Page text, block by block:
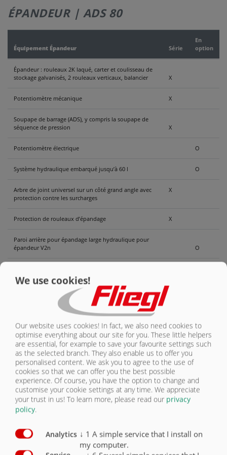
ÉPANDEUR | ADS 80
Équipement Épandeur Série
En
option
Épandeur : rouleaux 2K laqué, carter et coulisseau de
stockage galvanisés, 2 rouleaux verticaux, balancier
X
Potentiomètre mécanique X
Soupape de barrage (ADS), y compris la soupape de
séquence de pression
X
Potentiomètre électrique O
Système hydraulique embarqué jusqu’à 60 l O
Arbre de joint universel sur un côté grand angle avec
protection contre les surcharges
X
Protection de rouleaux d’épandage X
Paroi arrière pour épandage large hydraulique pour
épandeur V2n
O
Dispositif d’épandage en bordure à droite
ÉPANDEUR
VUE D’ENSEMBLE
VUE D’ENSEMBLE
ÉPANDEUR
We use cookies!
Our website uses cookies! In fact, we also need cookies to
optimise everything about our site for you. These little helpers
are essential, for example to save your favourite settings such
as the selected branch. They also enable us to offer you
personalised content. We ask you to agree to the use of
cookies so that we can offer you the best possible
experience. Of course, you have the option to change and
customise your cookie settings at any time. We appreciate
your trust in us! To learn more, please read our privacy
policy.
Analytics ↓ 1 A simple service that I install on
my computer.